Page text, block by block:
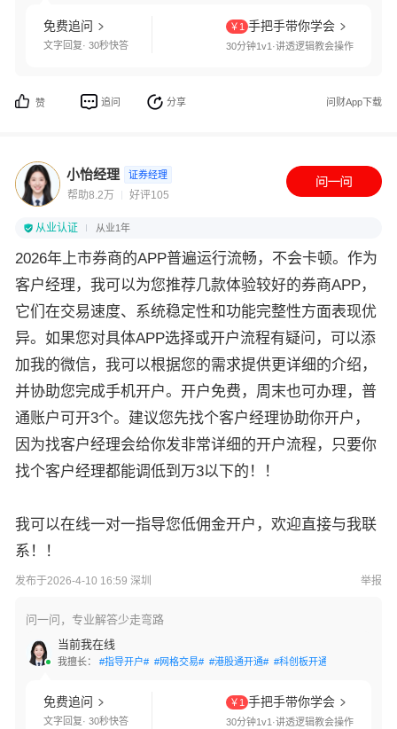
免费追问
文字回复· 30秒快答
￥1 手把手带你学会
30分钟1v1·讲透逻辑教会操作
赞 追问 分享 问财App下载
小怡经理 证券经理
帮助8.2万 好评105
从业认证 从业1年
2026年上市券商的APP普遍运行流畅，不会卡顿。作为
客户经理，我可以为您推荐几款体验较好的券商APP，
它们在交易速度、系统稳定性和功能完整性方面表现优
异。如果您对具体APP选择或开户流程有疑问，可以添
加我的微信，我可以根据您的需求提供更详细的介绍，
并协助您完成手机开户。开户免费，周末也可办理，普
通账户可开3个。建议您先找个客户经理协助你开户，
因为找客户经理会给你发非常详细的开户流程，只要你
找个客户经理都能调低到万3以下的！！
我可以在线一对一指导您低佣金开户，欢迎直接与我联
系！！
发布于2026-4-10 16:59 深圳 举报
问一问，专业解答少走弯路
当前我在线
我擅长： #指导开户# #网格交易# #港股通开通# #科创板开通#
免费追问
文字回复· 30秒快答
￥1 手把手带你学会
30分钟1v1·讲透逻辑教会操作